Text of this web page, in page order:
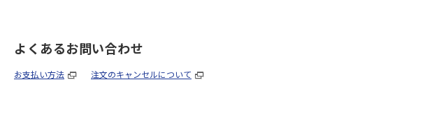
よくあるお問い合わせ
お支払い方法 注文のキャンセルについて